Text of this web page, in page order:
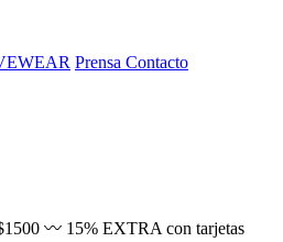
Prensa Contacto
〰 15% EXTRA con tarjetas